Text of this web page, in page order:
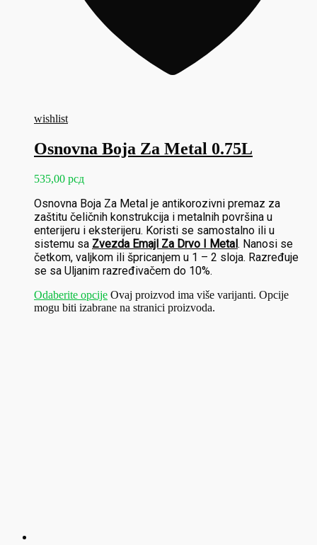
wishlist
Osnovna Boja Za Metal 0.75L
535,00 рсд
Osnovna Boja Za Metal je antikorozivni premaz za
zaštitu čeličnih konstrukcija i metalnih površina u
enterijeru i eksterijeru. Koristi se samostalno ili u
sistemu sa Zvezda Emajl Za Drvo I Metal. Nanosi se
četkom, valjkom ili špricanjem u 1 – 2 sloja. Razređuje
se sa Uljanim razređivačem do 10%.
Odaberite opcije Ovaj proizvod ima više varijanti. Opcije
mogu biti izabrane na stranici proizvoda.